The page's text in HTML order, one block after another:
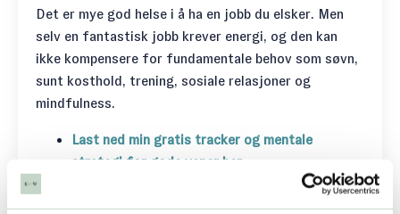
Det er mye god helse i å ha en jobb du elsker. Men
selv en fantastisk jobb krever energi, og den kan
ikke kompensere for fundamentale behov som søvn,
sunt kosthold, trening, sosiale relasjoner og
mindfulness.
Last ned min gratis tracker og mentale
strategi for gode vaner her.
Sammenhengen mellom stress og